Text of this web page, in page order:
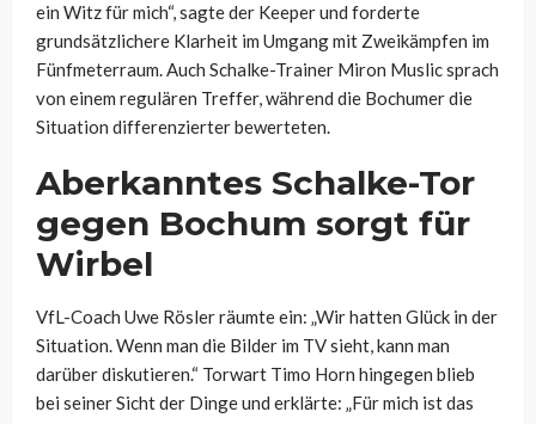
ein Witz für mich“, sagte der Keeper und forderte
grundsätzlichere Klarheit im Umgang mit Zweikämpfen im
Fünfmeterraum. Auch Schalke-Trainer Miron Muslic sprach
von einem regulären Treffer, während die Bochumer die
Situation differenzierter bewerteten.
Aberkanntes Schalke-Tor
gegen Bochum sorgt für
Wirbel
VfL-Coach Uwe Rösler räumte ein: „Wir hatten Glück in der
Situation. Wenn man die Bilder im TV sieht, kann man
darüber diskutieren.“ Torwart Timo Horn hingegen blieb
bei seiner Sicht der Dinge und erklärte: „Für mich ist das